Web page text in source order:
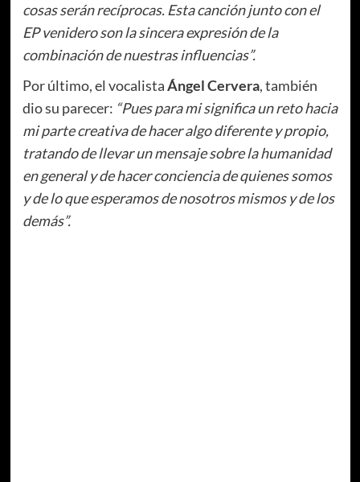
cosas serán recíprocas. Esta canción junto con el
EP venidero son la sincera expresión de la
combinación de nuestras influencias”.
Por último, el vocalistaÁngel Cervera, también
dio su parecer: “Pues para mi significa un reto hacia
mi parte creativa de hacer algo diferente y propio,
tratando de llevar un mensaje sobre la humanidad
en general y de hacer conciencia de quienes somos
y de lo que esperamos de nosotros mismos y de los
demás”.